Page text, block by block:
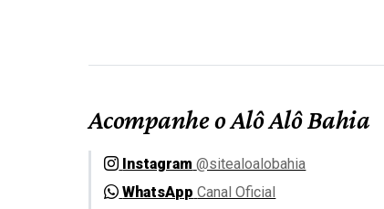
Acompanhe o Alô Alô Bahia
Instagram @sitealoalobahia
WhatsApp Canal Oficial